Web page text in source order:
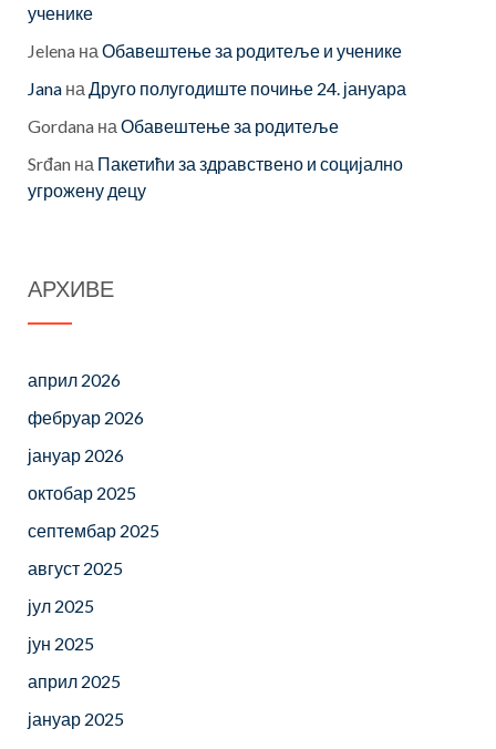
ученике
Jelena на Обавештење за родитеље и ученике
Jana на Друго полугодиште почиње 24. јануара
Gordana на Обавештење за родитеље
Srđan на Пакетићи за здравствено и социјално
угрожену децу
АРХИВЕ
април 2026
фебруар 2026
јануар 2026
октобар 2025
септембар 2025
август 2025
јул 2025
јун 2025
април 2025
јануар 2025